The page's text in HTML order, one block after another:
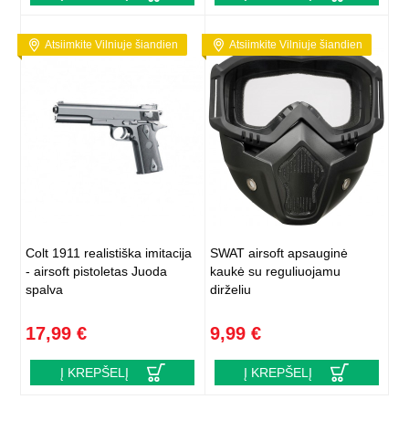
Atsiimkite Vilniuje šiandien
Colt 1911 realistiška imitacija
- airsoft pistoletas Juoda
spalva
17,99 €
Į KREPŠELĮ
Atsiimkite Vilniuje šiandien
SWAT airsoft apsauginė
kaukė su reguliuojamu
dirželiu
9,99 €
Į KREPŠELĮ